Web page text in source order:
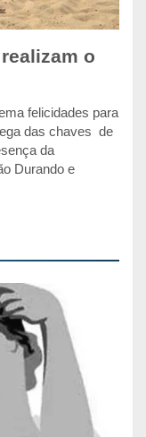
o
felicidades para
das chaves de
da
Durando e